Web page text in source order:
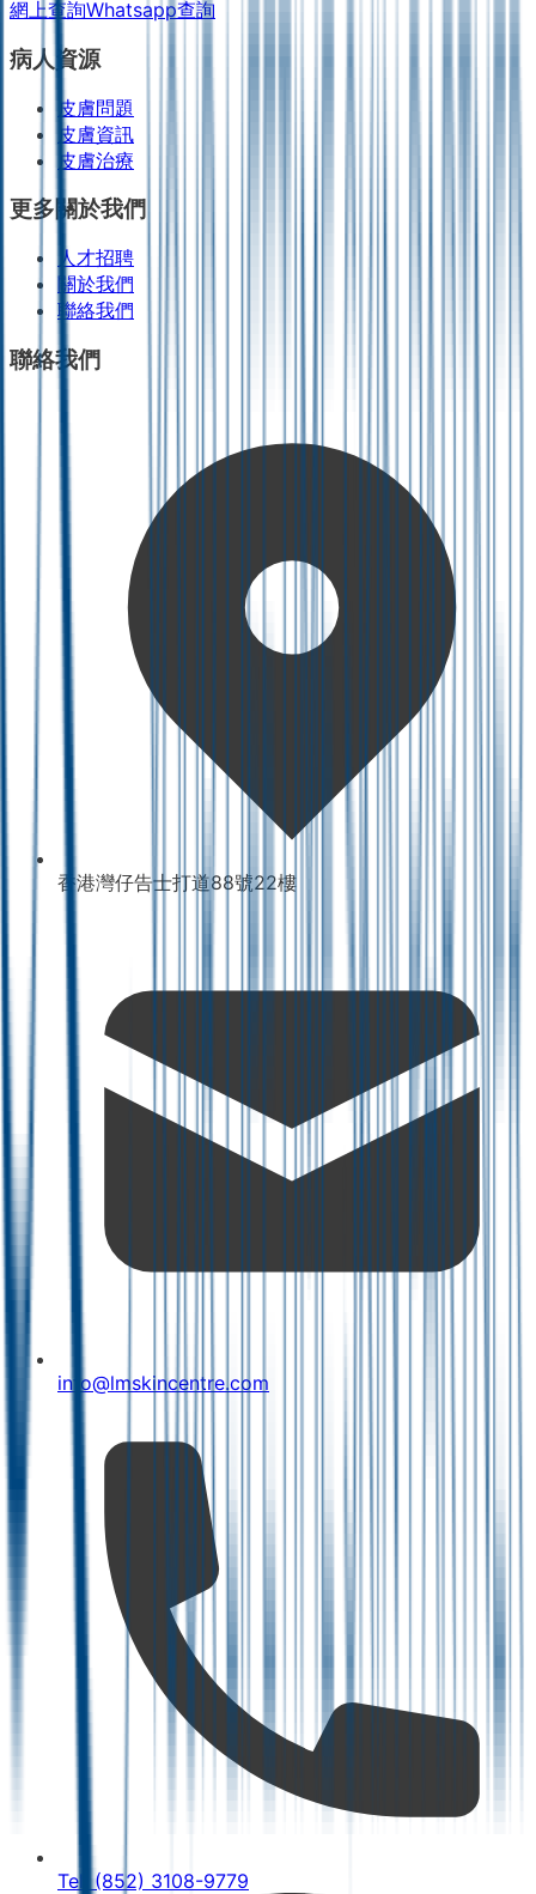
網上查詢Whatsapp查詢
病人資源
皮膚問題
皮膚資訊
皮膚治療
更多關於我們
人才招聘
關於我們
聯絡我們
聯絡我們
香港灣仔告士打道88號22樓
info@lmskincentre.com
Tel: (852) 3108-9779